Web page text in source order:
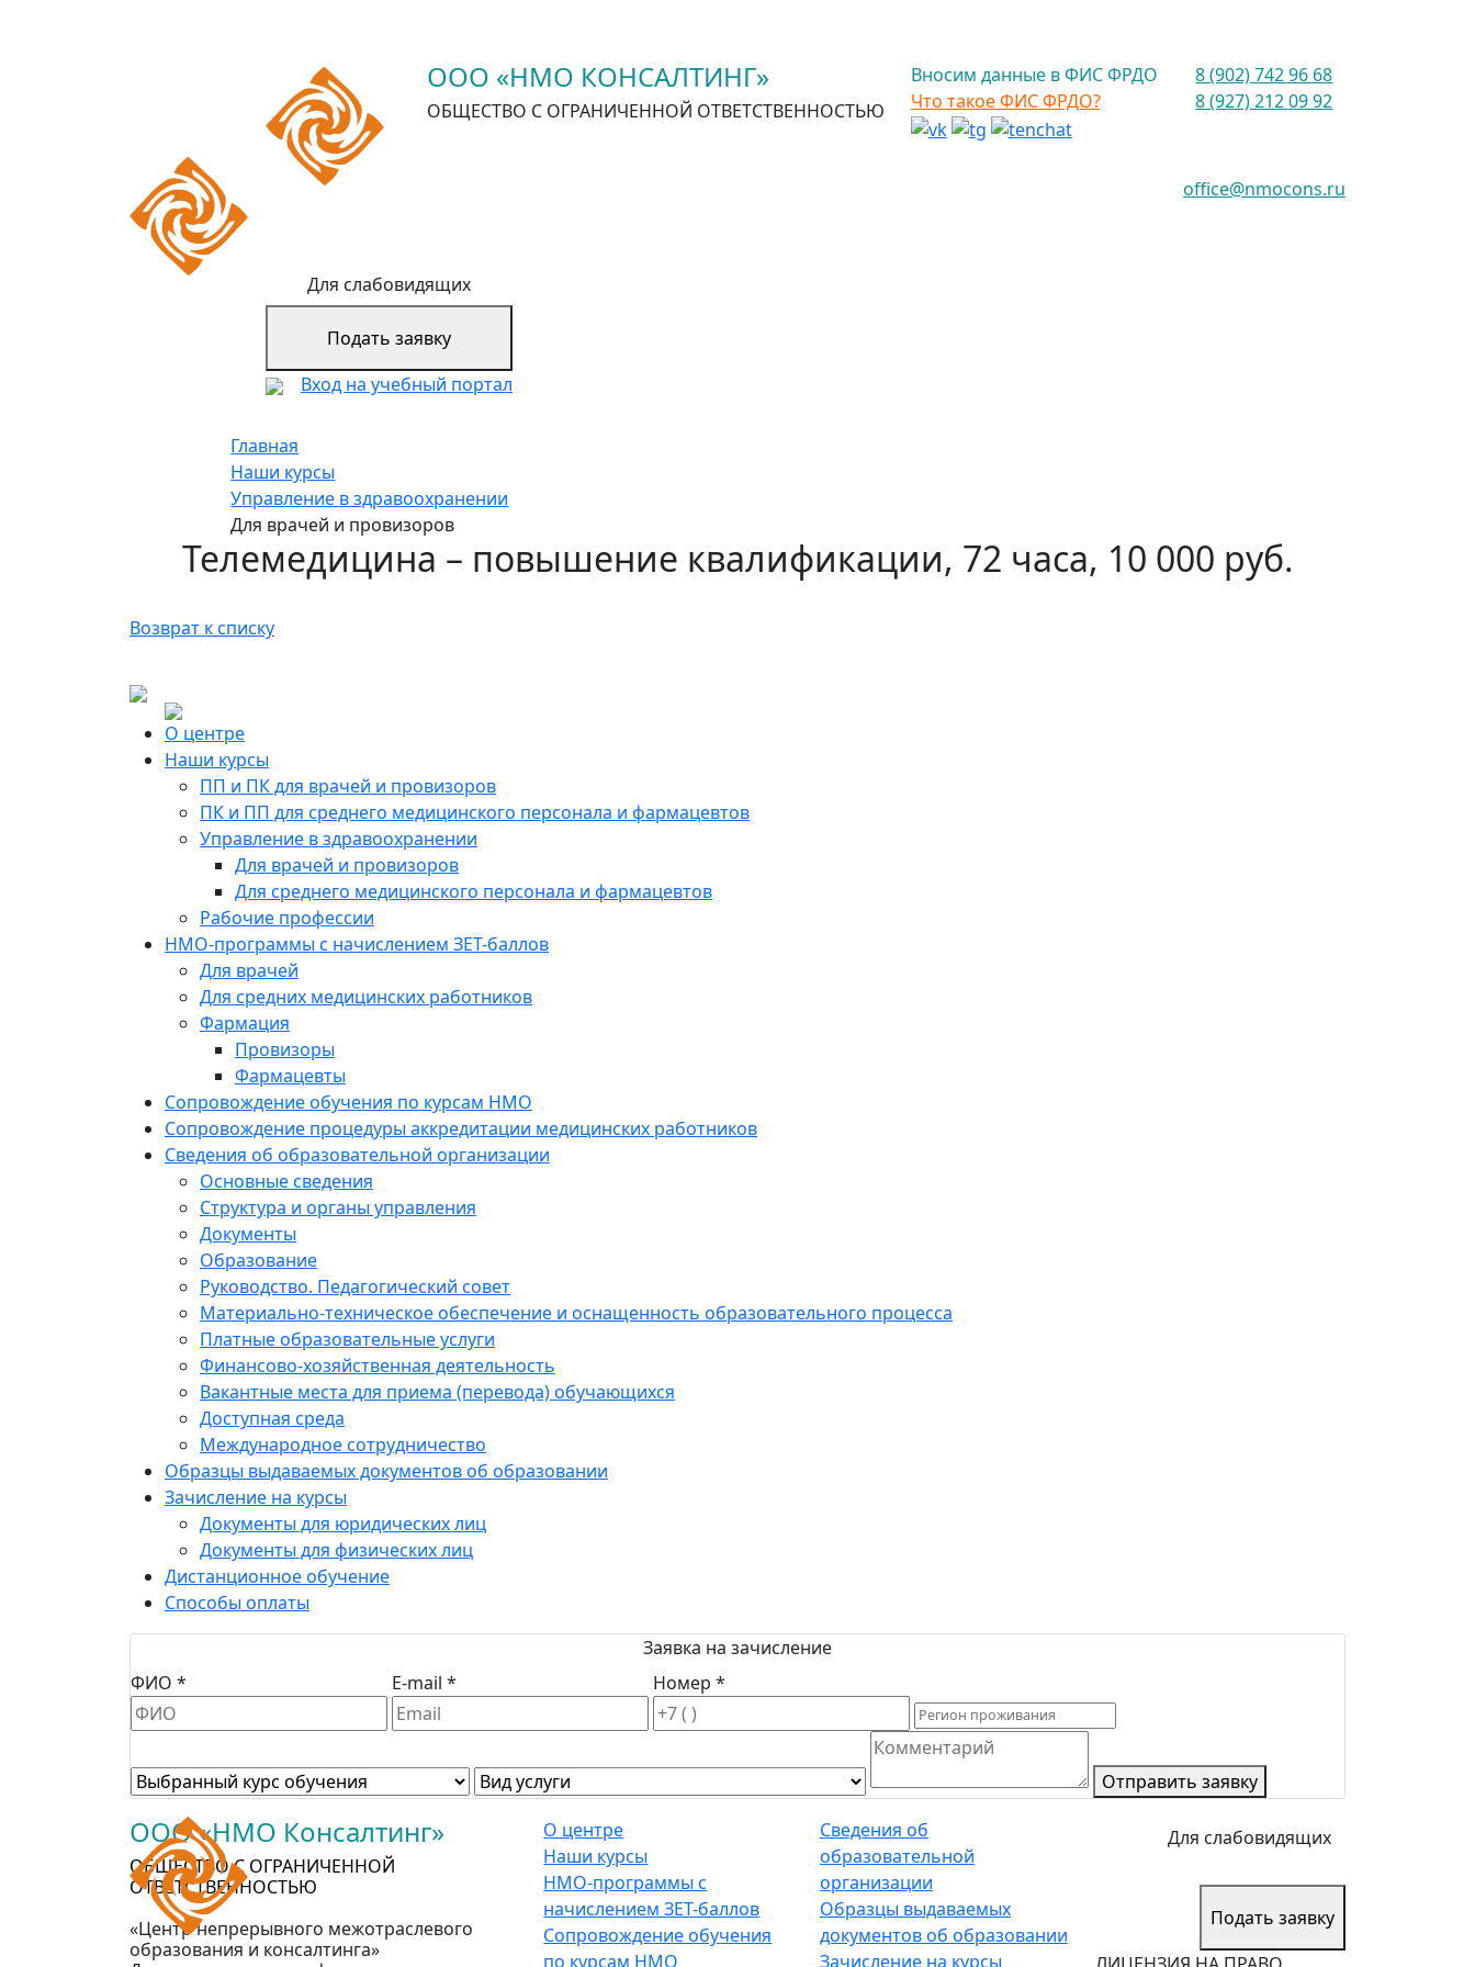
ООО «НМО КОНСАЛТИНГ»
ОБЩЕСТВО С ОГРАНИЧЕННОЙ ОТВЕТСТВЕННОСТЬЮ
Вносим данные в ФИС ФРДО
Что такое ФИС ФРДО?
8 (902) 742 96 68
8 (927) 212 09 92
office@nmocons.ru
Для слабовидящих
Подать заявку
Вход на учебный портал
Главная
Наши курсы
Управление в здравоохранении
Для врачей и провизоров
Телемедицина – повышение квалификации, 72 часа, 10 000 руб.
Возврат к списку
О центре
Наши курсы
ПП и ПК для врачей и провизоров
ПК и ПП для среднего медицинского персонала и фармацевтов
Управление в здравоохранении
Для врачей и провизоров
Для среднего медицинского персонала и фармацевтов
Рабочие профессии
НМО-программы с начислением ЗЕТ-баллов
Для врачей
Для средних медицинских работников
Фармация
Провизоры
Фармацевты
Сопровождение обучения по курсам НМО
Сопровождение процедуры аккредитации медицинских работников
Сведения об образовательной организации
Основные сведения
Структура и органы управления
Документы
Образование
Руководство. Педагогический совет
Материально-техническое обеспечение и оснащенность образовательного процесса
Платные образовательные услуги
Финансово-хозяйственная деятельность
Вакантные места для приема (перевода) обучающихся
Доступная среда
Международное сотрудничество
Образцы выдаваемых документов об образовании
Зачисление на курсы
Документы для юридических лиц
Документы для физических лиц
Дистанционное обучение
Способы оплаты
Заявка на зачисление
ФИО *
E-mail * Номер *
Отправить заявку
ООО «НМО Консалтинг»
ОБЩЕСТВО С ОГРАНИЧЕННОЙ
ОТВЕТСТВЕННОСТЬЮ
«Центр непрерывного межотраслевого
образования и консалтинга»
О центре
Наши курсы
НМО-программы с
начислением ЗЕТ-баллов
Сопровождение обучения
по курсам НМО
Сведения об
образовательной
организации
Образцы выдаваемых
документов об образовании
Зачисление на курсы
Для слабовидящих
Подать заявку